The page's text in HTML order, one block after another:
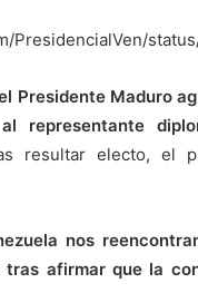
PresidencialVen/
Presidente Maduro
representante
resultar electo, el
nos
tras afirmar que la